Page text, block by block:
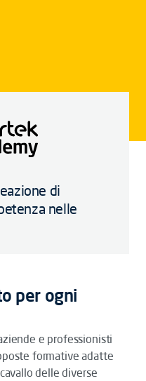
di
nelle
per ogni
e professionisti
formative adatte
delle diverse